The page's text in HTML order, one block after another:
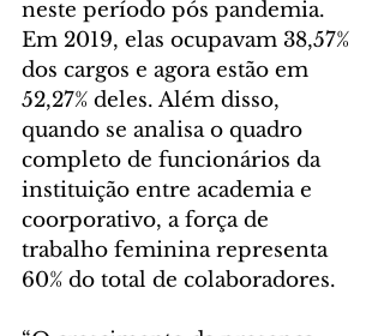
neste período pós pandemia.
Em 2019, elas ocupavam 38,57%
dos cargos e agora estão em
52,27% deles. Além disso,
quando se analisa o quadro
completo de funcionários da
instituição entre academia e
coorporativo, a força de
trabalho feminina representa
60% do total de colaboradores.